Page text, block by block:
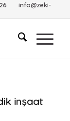
26 info@zeki-
inşaat